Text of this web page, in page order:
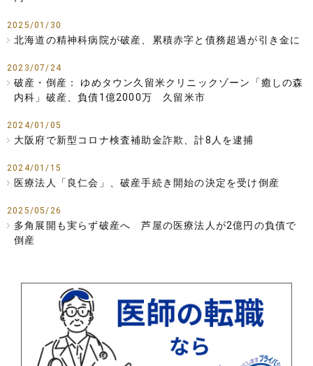
2025/01/30
北海道の精神科病院が破産、累積赤字と債務超過が引き金に
2023/07/24
破産・倒産： ゆめタウン久留米クリニックゾーン「癒しの森
内科」破産、負債1億2000万 久留米市
2024/01/05
大阪府で新型コロナ検査補助金詐欺、計8人を逮捕
2024/01/15
医療法人「良仁会」、破産手続き開始の決定を受け倒産
2025/05/26
多角展開も実らず破産へ 芦屋の医療法人が2億円の負債で
倒産